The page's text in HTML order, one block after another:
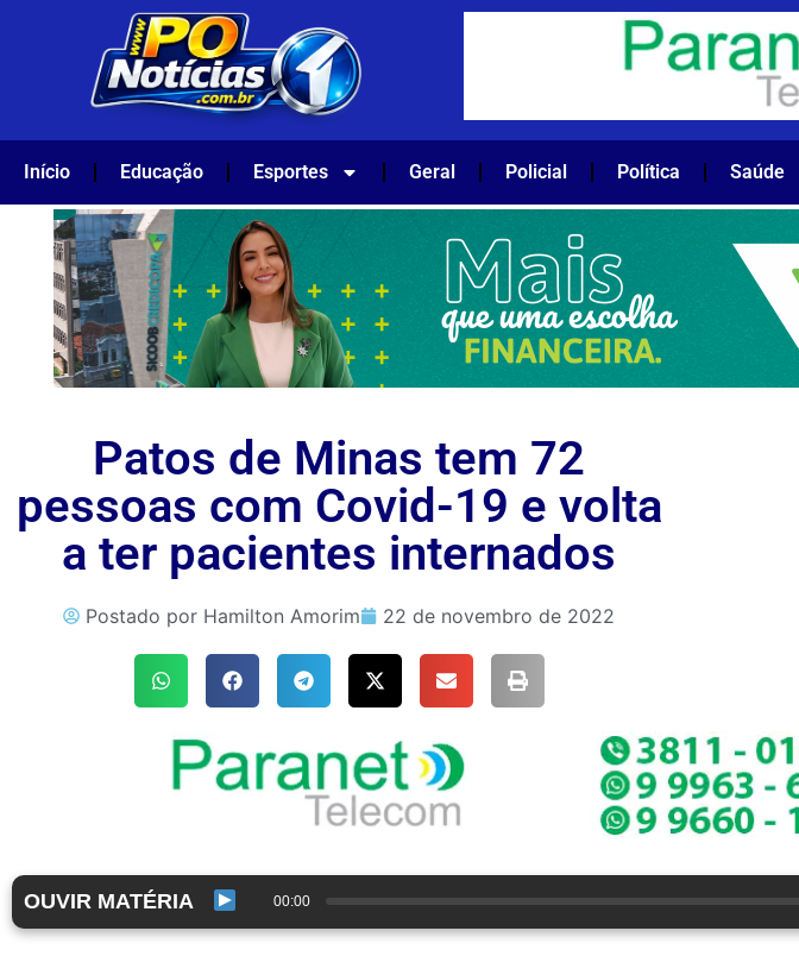
Início Educação Esportes Geral Policial Política Saúde
Patos de Minas tem 72
pessoas com Covid-19 e volta
a ter pacientes internados
Postado por Hamilton Amorim 22 de novembro de 2022
OUVIR MATÉRIA 00:00